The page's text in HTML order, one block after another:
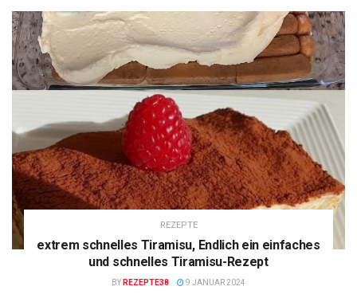
REZEPTE
extrem schnelles Tiramisu, Endlich ein einfaches
und schnelles Tiramisu-Rezept
BY REZEPTE38 9 JANUAR 2024